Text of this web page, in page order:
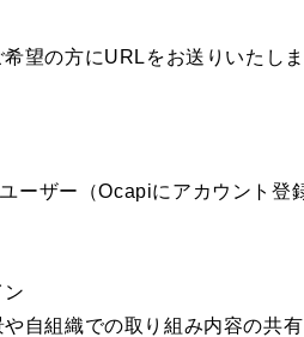
希望の方にURLをお送りいたしま
ユーザー（Ocapiにアカウント登
自組織での取り組み内容の共有